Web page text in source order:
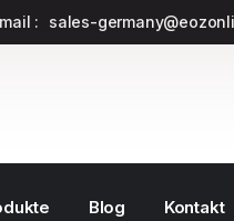
: sales-
Blog Kontakt